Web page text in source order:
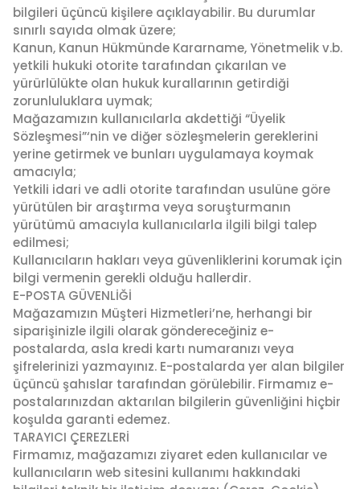
bilgileri üçüncü kişilere açıklayabilir. Bu durumlar
sınırlı sayıda olmak üzere;
Kanun, Kanun Hükmünde Kararname, Yönetmelik v.b.
yetkili hukuki otorite tarafından çıkarılan ve
yürürlülükte olan hukuk kurallarının getirdiği
zorunluluklara uymak;
Mağazamızın kullanıcılarla akdettiği “Üyelik
Sözleşmesi”‘nin ve diğer sözleşmelerin gereklerini
yerine getirmek ve bunları uygulamaya koymak
amacıyla;
Yetkili idari ve adli otorite tarafından usulüne göre
yürütülen bir araştırma veya soruşturmanın
yürütümü amacıyla kullanıcılarla ilgili bilgi talep
edilmesi;
Kullanıcıların hakları veya güvenliklerini korumak için
bilgi vermenin gerekli olduğu hallerdir.
E-POSTA GÜVENLİĞİ
Mağazamızın Müşteri Hizmetleri’ne, herhangi bir
siparişinizle ilgili olarak göndereceğiniz e-
postalarda, asla kredi kartı numaranızı veya
şifrelerinizi yazmayınız. E-postalarda yer alan bilgiler
üçüncü şahıslar tarafından görülebilir. Firmamız e-
postalarınızdan aktarılan bilgilerin güvenliğini hiçbir
koşulda garanti edemez.
TARAYICI ÇEREZLERİ
Firmamız, mağazamızı ziyaret eden kullanıcılar ve
kullanıcıların web sitesini kullanımı hakkındaki